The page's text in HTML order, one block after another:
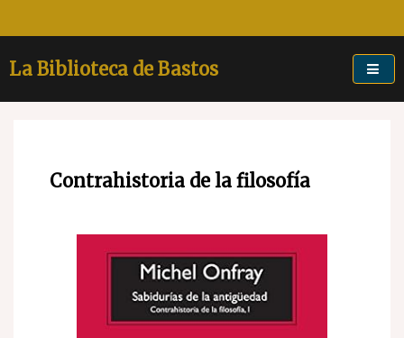
La Biblioteca de Bastos
Contrahistoria de la filosofía